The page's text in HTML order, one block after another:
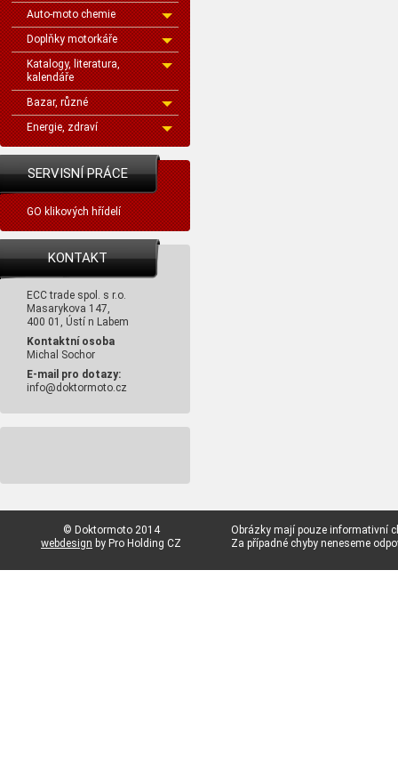
Auto-moto chemie
Doplňky motorkáře
Katalogy, literatura,
kalendáře
Bazar, různé
Energie, zdraví
SERVISNÍ PRÁCE
GO klikových hřídelí
KONTAKT
ECC trade spol. s r.o.
Masarykova 147,
400 01, Ústí n Labem
Kontaktní osoba
Michal Sochor
E-mail pro dotazy:
info@doktormoto.cz
© Doktormoto 2014
webdesign by Pro Holding CZ
Obrázky mají pouze informativní
Za případné chyby neneseme